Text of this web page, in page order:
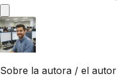
Sobre la autora / el autor